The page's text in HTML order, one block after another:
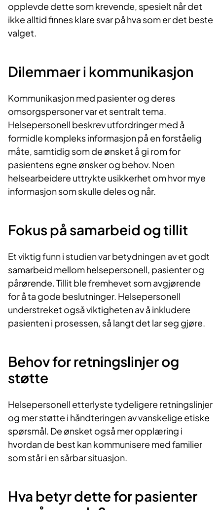
opplevde dette som krevende, spesielt når det
ikke alltid finnes klare svar på hva som er det beste
valget.
Dilemmaer i kommunikasjon
Kommunikasjon med pasienter og deres
omsorgspersoner var et sentralt tema.
Helsepersonell beskrev utfordringer med å
formidle kompleks informasjon på en forståelig
måte, samtidig som de ønsket å gi rom for
pasientens egne ønsker og behov. Noen
helsearbeidere uttrykte usikkerhet om hvor mye
informasjon som skulle deles og når.
Fokus på samarbeid og tillit
Et viktig funn i studien var betydningen av et godt
samarbeid mellom helsepersonell, pasienter og
pårørende. Tillit ble fremhevet som avgjørende
for å ta gode beslutninger. Helsepersonell
understreket også viktigheten av å inkludere
pasienten i prosessen, så langt det lar seg gjøre.
Behov for retningslinjer og
støtte
Helsepersonell etterlyste tydeligere retningslinjer
og mer støtte i håndteringen av vanskelige etiske
spørsmål. De ønsket også mer opplæring i
hvordan de best kan kommunisere med familier
som står i en sårbar situasjon.
Hva betyr dette for pasienter